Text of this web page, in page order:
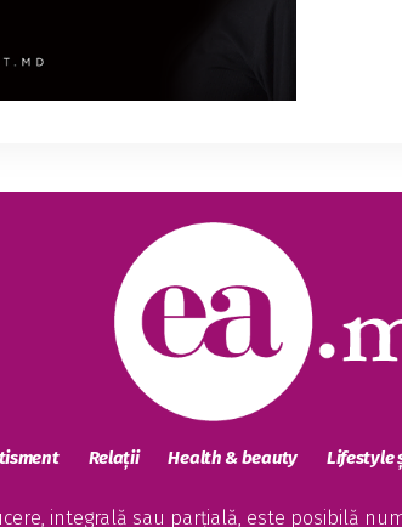
Relații Health & beauty Lifestyle
integrală sau parțială, este posibilă